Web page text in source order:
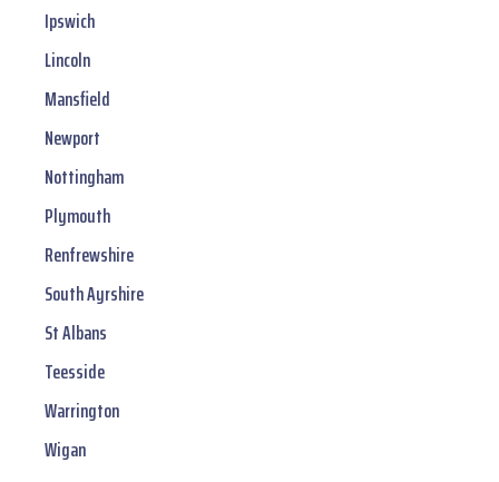
Ipswich
Lincoln
Mansfield
Newport
Nottingham
Plymouth
Renfrewshire
South Ayrshire
St Albans
Teesside
Warrington
Wigan